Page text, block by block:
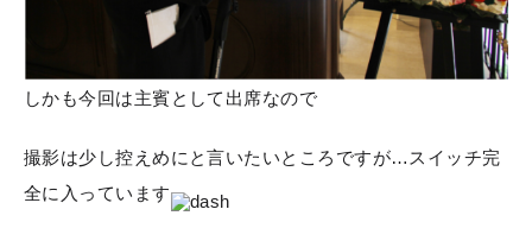
しかも今回は主賓として出席なので
撮影は少し控えめにと言いたいところですが…スイッチ完
全に入っています